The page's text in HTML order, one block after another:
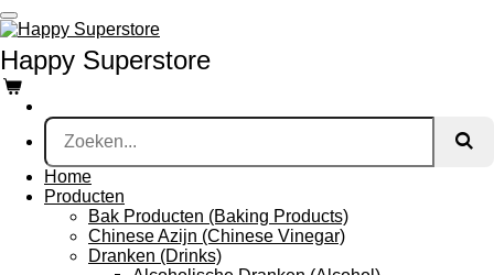
Ga
direct
naar
de
hoofdinhoud
Happy Superstore
Home
Producten
Bak Producten (Baking Products)
Chinese Azijn (Chinese Vinegar)
Dranken (Drinks)